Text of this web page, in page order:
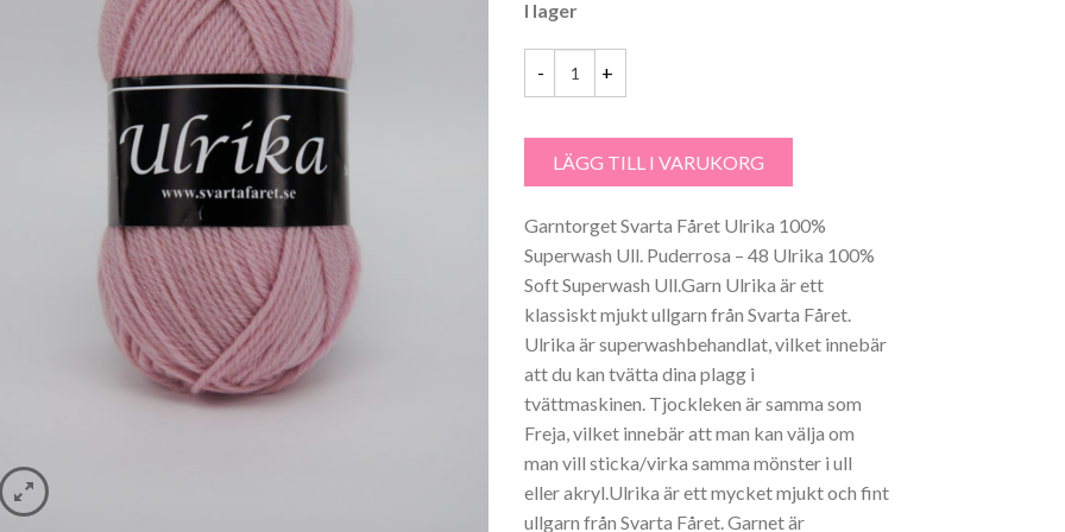
I lager
LÄGG TILL I VARUKORG
Garntorget Svarta Fåret Ulrika 100%
Superwash Ull. Puderrosa – 48 Ulrika 100%
Soft Superwash Ull.Garn Ulrika är ett
klassiskt mjukt ullgarn från Svarta Fåret.
Ulrika är superwashbehandlat, vilket innebär
att du kan tvätta dina plagg i
tvättmaskinen. Tjockleken är samma som
Freja, vilket innebär att man kan välja om
man vill sticka/virka samma mönster i ull
eller akryl.Ulrika är ett mycket mjukt och fint
ullgarn från Svarta Fåret. Garnet är